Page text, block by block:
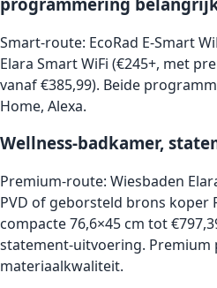
Smart-route: EcoRad E-Smart
Elara Smart WiFi (€245+, met
vanaf €385,99). Beide
Home, Alexa.
Wellness-badkamer,
Premium-route: Wiesbaden
PVD of geborsteld brons koper
compacte 76,6×45 cm tot
statement-uitvoering.
materiaalkwaliteit.